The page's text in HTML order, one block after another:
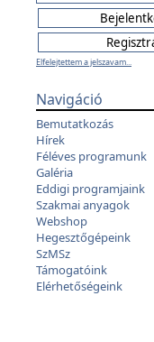
Elfelejtettem a jelszavam...
Navigáció
Bemutatkozás
Hírek
Féléves programunk
Galéria
Eddigi programjaink
Szakmai anyagok
Webshop
Hegesztőgépeink
SzMSz
Támogatóink
Elérhetőségeink